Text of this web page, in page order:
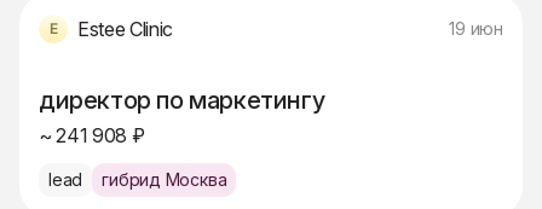
Estee Clinic 19 июн
директор по маркетингу
~ 241 908 ₽
lead гибрид Москва